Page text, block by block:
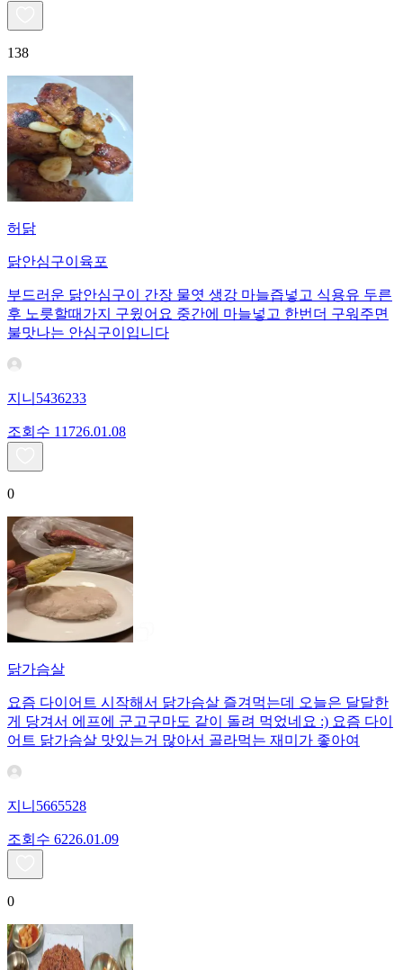
138
허닭
닭안심구이육포
부드러운 닭안심구이 간장 물엿 생강 마늘즙넣고 식용유 두른
후 노릇할때가지 구윘어요 중간에 마늘넣고 한번더 구워주면
불맛나는 안심구이입니다
지니5436233
조회수 11726.01.08
0
닭가슴살
요즘 다이어트 시작해서 닭가슴살 즐겨먹는데 오늘은 달달한
게 당겨서 에프에 군고구마도 같이 돌려 먹었네요 :) 요즘 다이
어트 닭가슴살 맛있는거 많아서 골라먹는 재미가 좋아여
지니5665528
조회수 6226.01.09
0